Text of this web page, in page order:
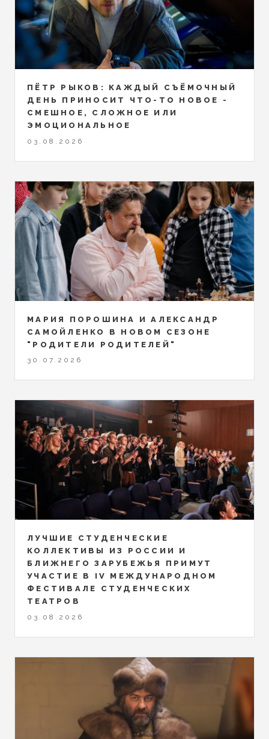
ПЁТР РЫКОВ: КАЖДЫЙ СЪЁМОЧНЫЙ
ДЕНЬ ПРИНОСИТ ЧТО-ТО НОВОЕ -
СМЕШНОЕ, СЛОЖНОЕ ИЛИ
ЭМОЦИОНАЛЬНОЕ
03.08.2026
МАРИЯ ПОРОШИНА И АЛЕКСАНДР
САМОЙЛЕНКО В НОВОМ СЕЗОНЕ
"РОДИТЕЛИ РОДИТЕЛЕЙ"
30.07.2026
ЛУЧШИЕ СТУДЕНЧЕСКИЕ
КОЛЛЕКТИВЫ ИЗ РОССИИ И
БЛИЖНЕГО ЗАРУБЕЖЬЯ ПРИМУТ
УЧАСТИЕ В IV МЕЖДУНАРОДНОМ
ФЕСТИВАЛЕ СТУДЕНЧЕСКИХ
ТЕАТРОВ
03.08.2026